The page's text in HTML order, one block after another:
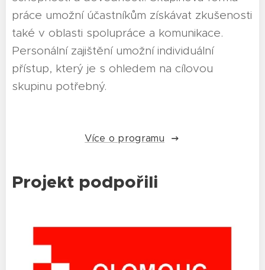
práce umožní účastníkům získávat zkušenosti
také v oblasti spolupráce a komunikace.
Personální zajištění umožní individuální
přístup, který je s ohledem na cílovou
skupinu potřebný.
Více o programu
Projekt podpořili